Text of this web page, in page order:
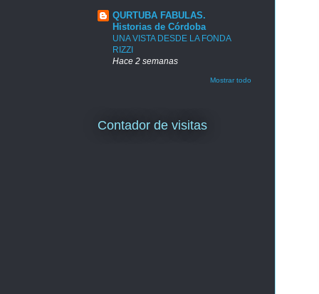
QURTUBA FABULAS.
Historias de Córdoba
UNA VISTA DESDE LA FONDA
RIZZI
Hace 2 semanas
Mostrar todo
Contador de visitas